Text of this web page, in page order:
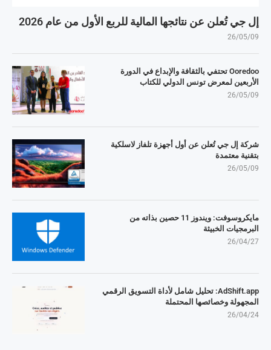
إل جي تُعلن عن نتائجها المالية للربع الأول من عام 2026
26/05/09
Ooredoo تحتفي بالثقافة والإبداع في الدورة
الأربعين لمعرض تونس الدولي للكتاب
26/05/09
شركة إل جي تُعلن عن أول أجهزة تلفاز لاسلكية
بتقنية معتمدة
26/05/09
مايكروسوفت: ويندوز 11 حصين بذاته من
البرمجيات الخبيثة
26/04/27
AdShift.app: تحليل شامل لأداة التسويق الرقمي
المجهولة وخصائصها المحتملة
26/04/24